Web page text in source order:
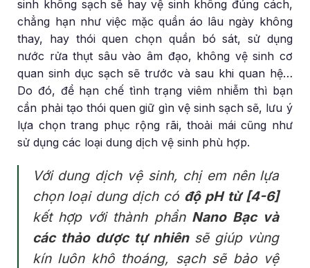
sinh không sạch sẽ hay vệ sinh không đúng cách,
chẳng hạn như việc mặc quần áo lâu ngày không
thay, hay thói quen chọn quần bó sát, sử dụng
nước rửa thụt sâu vào âm đạo, không vệ sinh cơ
quan sinh dục sạch sẽ trước và sau khi quan hệ…
Do đó, để hạn chế tình trạng viêm nhiễm thì bạn
cần phải tạo thói quen giữ gìn vệ sinh sạch sẽ, lưu ý
lựa chọn trang phục rộng rãi, thoải mái cũng như
sử dụng các loại dung dịch vệ sinh phù hợp.
Với dung dịch vệ sinh, chị em nên lựa
chọn loại dung dịch có độ pH từ [4-6]
kết hợp với thành phần Nano Bạc và
các thảo dược tự nhiênsẽ giúp vùng
kín luôn khô thoáng, sạch sẽ bảo vệ